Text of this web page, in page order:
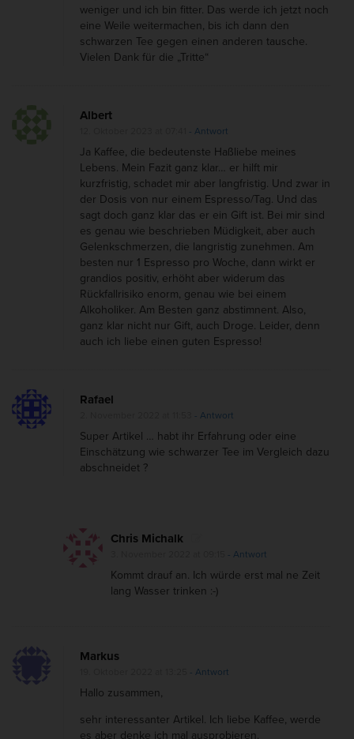
e
e
weniger und ich bin fitter. Das werde ich jetzt noch
eine Weile weitermachen, bis ich dann den
schwarzen Tee gegen einen anderen tausche.
Vielen Dank für die „Tritte“
Albert
- Antwort
Ja Kaffee, die bedeutenste Haßliebe meines
Lebens. Mein Fazit ganz klar… er hilft mir
kurzfristig, schadet mir aber langfristig. Und zwar in
der Dosis von nur einem Espresso/Tag. Und das
sagt doch ganz klar das er ein Gift ist. Bei mir sind
es genau wie beschrieben Müdigkeit, aber auch
Gelenkschmerzen, die langristig zunehmen. Am
besten nur 1 Espresso pro Woche, dann wirkt er
grandios positiv, erhöht aber widerum das
Rückfallrisiko enorm, genau wie bei einem
Alkoholiker. Am Besten ganz abstimnent. Also,
ganz klar nicht nur Gift, auch Droge. Leider, denn
auch ich liebe einen guten Espresso!
Rafael
- Antwort
Super Artikel … habt ihr Erfahrung oder eine
Einschätzung wie schwarzer Tee im Vergleich dazu
abschneidet ?
Chris Michalk
- Antwort
Kommt drauf an. Ich würde erst mal ne Zeit
lang Wasser trinken :-)
Markus
- Antwort
Hallo zusammen,
sehr interessanter Artikel. Ich liebe Kaffee, werde
es aber denke ich mal ausprobieren.